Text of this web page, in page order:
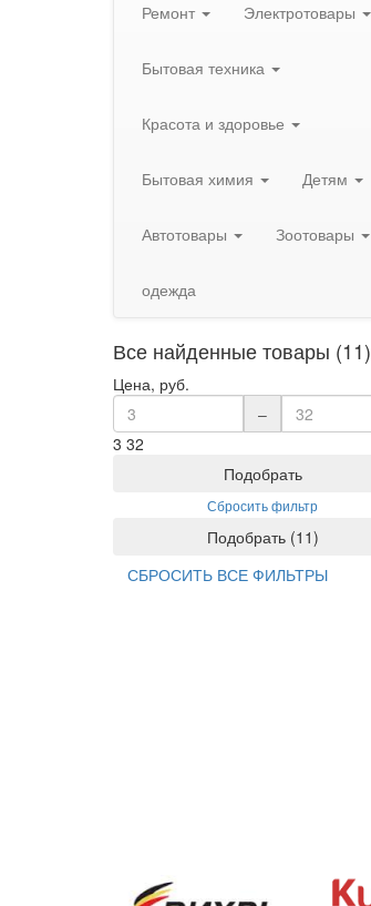
Ремонт Электротовары
Бытовая техника
Красота и здоровье
Бытовая химия Детям
Автотовары Зоотовары
одежда
Все найденные товары (11)
Цена, руб.
–
3 32
Подобрать
Сбросить фильтр
Подобрать (11)
СБРОСИТЬ ВСЕ ФИЛЬТРЫ